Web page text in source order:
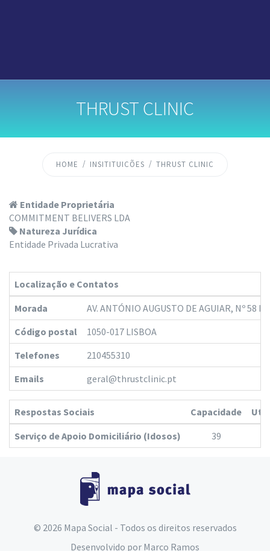
THRUST CLINIC
HOME INSITITUICÕES THRUST CLINIC
Entidade Proprietária
COMMITMENT BELIVERS LDA
Natureza Jurídica
Entidade Privada Lucrativa
Localização e Contatos
Morada
AV. ANTÓNIO AUGUSTO DE AGUIAR, Nº 58 B
Código postal
1050-017 LISBOA
Telefones
210455310
Emails
geral@thrustclinic.pt
Respostas Sociais Capacidade
Serviço de Apoio Domiciliário (Idosos)
39
© 2026 Mapa Social - Todos os direitos reservados
Desenvolvido por Marco Ramos